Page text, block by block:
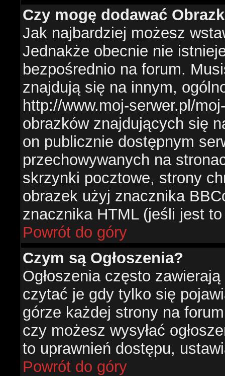
Czy mogę dodawać
Jak najbardziej możesz
Jednakże obecnie nie
bezpośrednio na forum.
znajdują się na innym,
http://www.moj-serwer.pl/
obrazków znajdujących się
on publicznie dostępnym
przechowywanych na
skrzynki pocztowe, strony
obrazek użyj znacznika
znacznika HTML (jeśli jest
Powrót do góry
Czym są Ogłoszenia?
Ogłoszenia często
czytać je gdy tylko się
górze każdej strony na
czy możesz wysyłać
to uprawnień dostępu,
Powrót do góry